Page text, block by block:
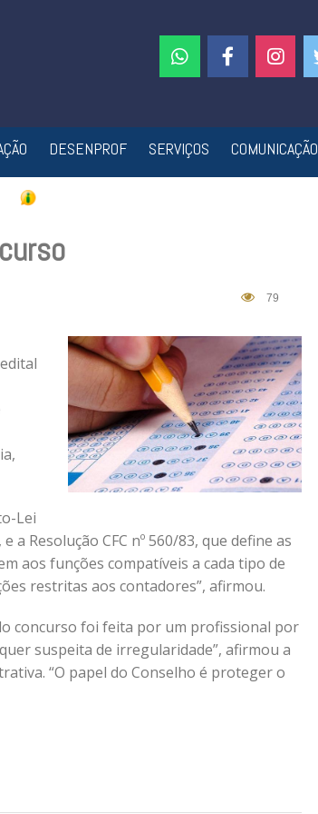
DESENPROF SERVIÇOS COMUNICAÇÃO
79
Lei
Resolução CFC nº 560/83, que define as
aos funções compatíveis a cada tipo de
restritas aos contadores”, afirmou.
concurso foi feita por um profissional por
suspeita de irregularidade”, afirmou a
“O papel do Conselho é proteger o